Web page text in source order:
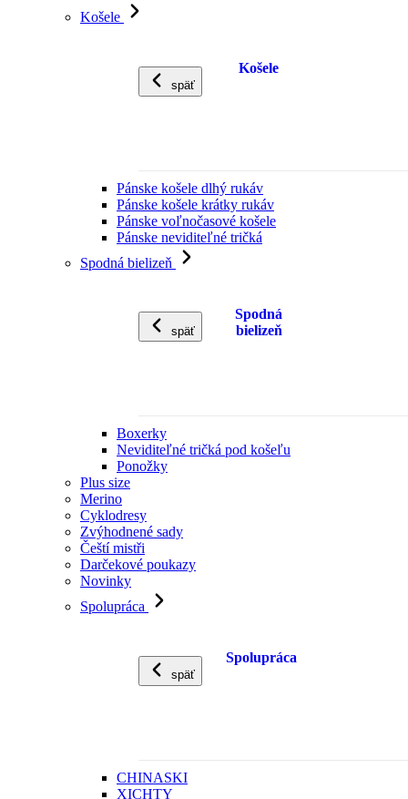
Košele
späť
Košele
Pánske košele dlhý rukáv
Pánske košele krátky rukáv
Pánske voľnočasové košele
Pánske neviditeľné tričká
Spodná bielizeň
späť
Spodná
bielizeň
Boxerky
Neviditeľné tričká pod košeľu
Ponožky
Plus size
Merino
Cyklodresy
Zvýhodnené sady
Čeští mistři
Darčekové poukazy
Novinky
Spolupráca
späť
Spolupráca
CHINASKI
XICHTY